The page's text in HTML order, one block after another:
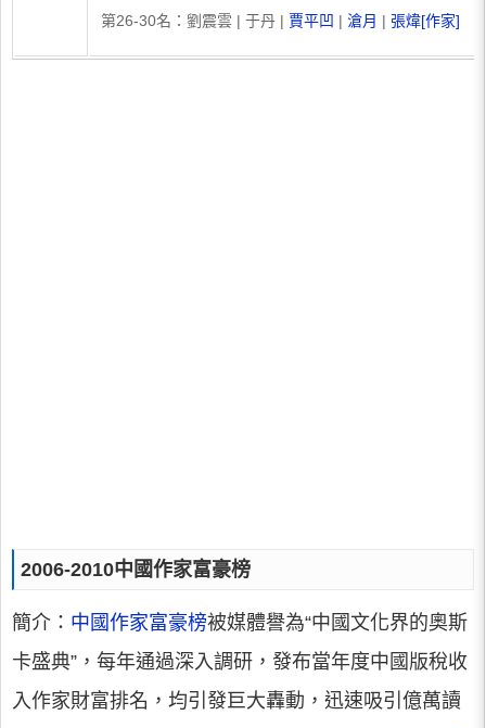
第26-30名：劉震雲 | 于丹 | 賈平凹 | 滄月 | 張煒[作家]
2006-2010中國作家富豪榜
簡介 ： 中國作家富豪榜被媒體譽為“中國文化界的奧斯
卡盛典”，每年通過深入調研，發布當年度中國版稅收
入作家財富排名，均引發巨大轟動，迅速吸引億萬讀